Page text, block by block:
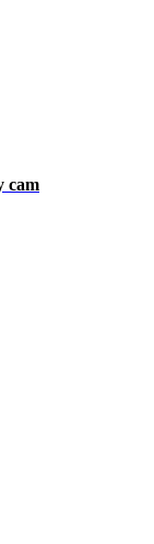
cam